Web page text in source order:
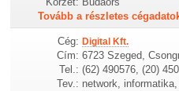
Tovább a részletes
Cég: Digital Kft.
Cím: 6723 Szeged,
Tel.: (62) 490576, (20)
Tev.: network,